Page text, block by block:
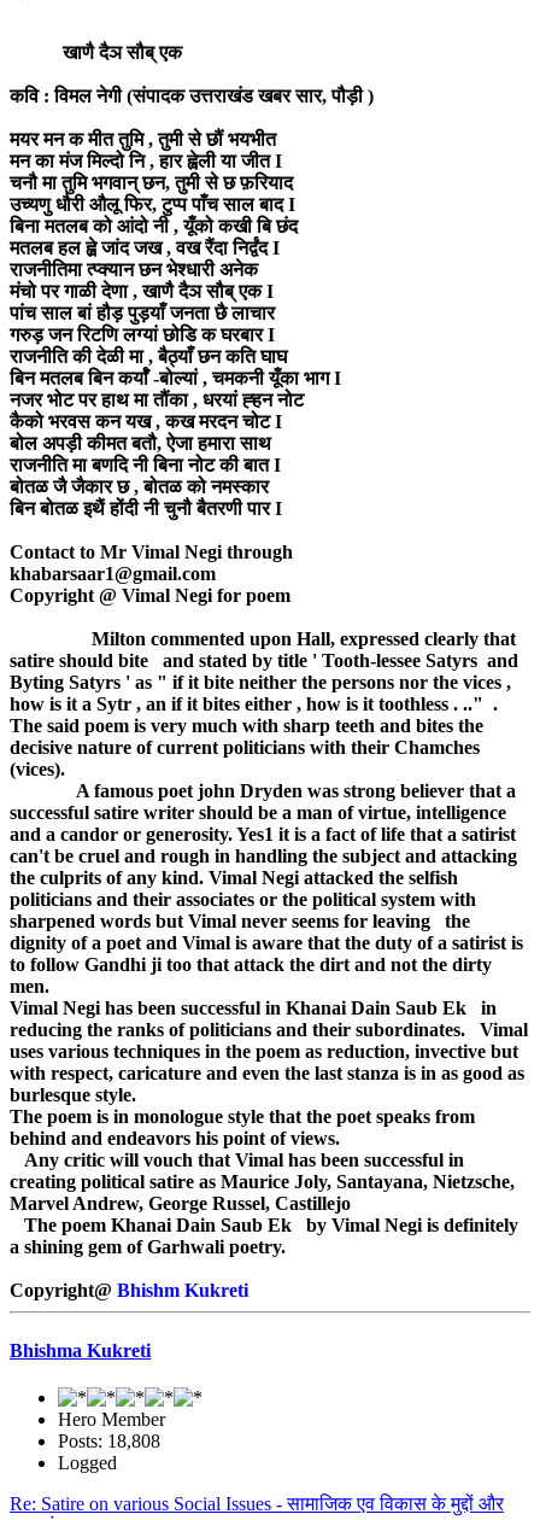
खाणै दैञ सौब् एक
कवि : विमल नेगी (संपादक उत्तराखंड खबर सार, पौड़ी )
मयर मन क मीत तुमि , तुमी से छौं भयभीत
मन का मंज मिल्दो नि , हार ह्वेली या जीत I
चनौ मा तुमि भगवान् छन, तुमी से छ फ़रियाद
उच्यणु धौरी औलू फिर, टुप्प पाँच साल बाद I
बिना मतलब को आंदो नी , यूँको कखी बि छंद
मतलब हल ह्व़े जांद जख , वख रैंदा निर्द्वंद I
राजनीतिमा त्प्क्यान छन भेश्धारी अनेक
मंचो पर गाळी देणा , खाणै दैञ सौब् एक I
पांच साल बां हौड़ पुड़याँ जनता छै लाचार
गरुड़ जन रिटणि लग्यां छोडि क घरबार I
राजनीति की देळी मा , बैठ्याँ छन कति घाघ
बिन मतलब बिन कर्याँ -बोल्यां , चमकनी यूँका भाग I
नजर भोट पर हाथ मा तौंका , धरयां ह्हन नोट
कैको भरवस कन यख , कख मरदन चोट I
बोल अपड़ी कीमत बतौ, ऐजा हमारा साथ
राजनीति मा बणदि नी बिना नोट की बात I
बोतळ जै जैकार छ , बोतळ को नमस्कार
बिन बोतळ इथैं होंदी नी चुनौ बैतरणी पार I
Contact to Mr Vimal Negi through
khabarsaar1@gmail.com
Copyright @ Vimal Negi for poem
Milton commented upon Hall, expressed clearly that
satire should bite and stated by title ' Tooth-lessee Satyrs and
Byting Satyrs ' as " if it bite neither the persons nor the vices ,
how is it a Sytr , an if it bites either , how is it toothless . .." .
The said poem is very much with sharp teeth and bites the
decisive nature of current politicians with their Chamches
(vices).
A famous poet john Dryden was strong believer that a
successful satire writer should be a man of virtue, intelligence
and a candor or generosity. Yes1 it is a fact of life that a satirist
can't be cruel and rough in handling the subject and attacking
the culprits of any kind. Vimal Negi attacked the selfish
politicians and their associates or the political system with
sharpened words but Vimal never seems for leaving the
dignity of a poet and Vimal is aware that the duty of a satirist is
to follow Gandhi ji too that attack the dirt and not the dirty
men.
Vimal Negi has been successful in Khanai Dain Saub Ek in
reducing the ranks of politicians and their subordinates. Vimal
uses various techniques in the poem as reduction, invective but
with respect, caricature and even the last stanza is in as good as
burlesque style.
The poem is in monologue style that the poet speaks from
behind and endeavors his point of views.
Any critic will vouch that Vimal has been successful in
creating political satire as Maurice Joly, Santayana, Nietzsche,
Marvel Andrew, George Russel, Castillejo
The poem Khanai Dain Saub Ek by Vimal Negi is definitely
a shining gem of Garhwali poetry.
Copyright@ Bhishm Kukreti
Bhishma Kukreti
Hero Member
Posts: 18,808
Logged
Re: Satire on various Social Issues - सामाजिक एव विकास के मुद्दों और